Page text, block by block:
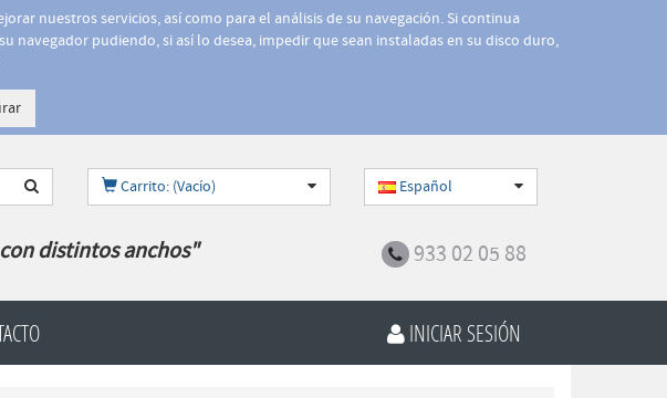
nuestros servicios, así como para el análisis de su navegación. Si continua
navegador pudiendo, si así lo desea, impedir que sean instaladas en su disco duro,
Carrito: (Vacío) Español
distintos anchos" 933 02 05 88
INICIAR SESIÓN